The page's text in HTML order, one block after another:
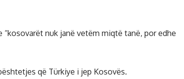
nuk janë vetëm miqtë tanë, por edhe
që Türkiye i jep Kosovës.